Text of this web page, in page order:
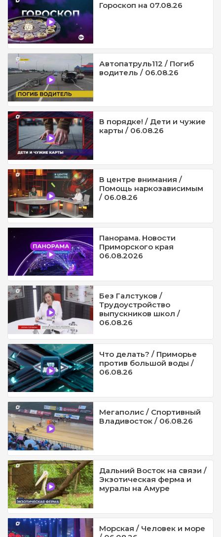
Гороскоп на 07.08.26
Автопатруль112 / Погиб
водитель / 06.08.26
В порядке! / Дети и чужие
карты / 06.08.26
В центре внимания /
Помощь наркозависимым
/ 06.08.26
Панорама. Новости
Приморского края
06.08.2026
Без Галстуков /
Трудоустройство
выпускников школ /
06.08.26
Что делать? / Приморье
против большой воды /
06.08.26
Мегаполис / Спортивный
Владивосток / 06.08.26
Дальний Восток на связи /
Экзотическая ферма и
муралы на Амуре
Морская / Человек и море